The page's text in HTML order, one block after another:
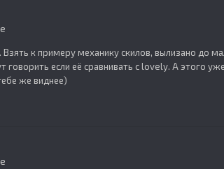
к примеру механику скилов, вылизано до
говорить если её сравнивать с lovely. А этого
же виднее)